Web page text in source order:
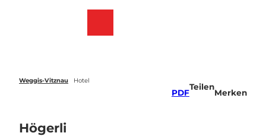
Weggis-Vitznau Hotel
PDF
Teilen
Merken
Högerli